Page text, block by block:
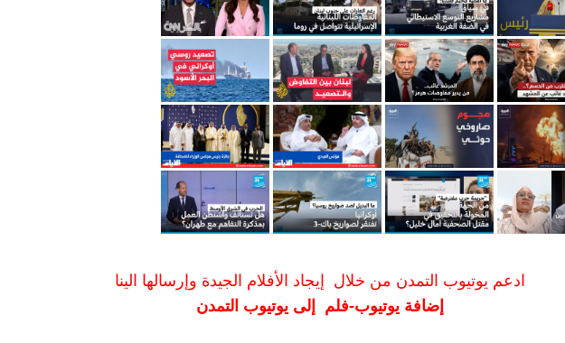
ادعم يوتيوب التمدن من خلال إيجاد الأفلام الجيدة وإرسالها الينا
إضافة يوتيوب-فلم إلى يوتيوب التمدن